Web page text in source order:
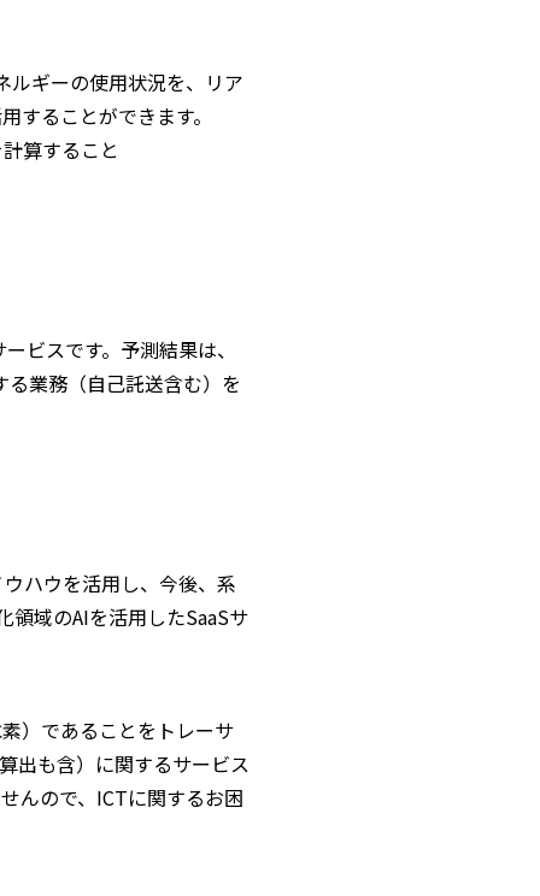
ルギーの使用状況を、リア
することができます。
算すること
ビスです。予測結果は、
業務（自己託送含む）を
ハウを活用し、今後、系
領域のAIを活用したSaaSサ
）であることをトレーサ
出も含）に関するサービス
んので、ICTに関するお困